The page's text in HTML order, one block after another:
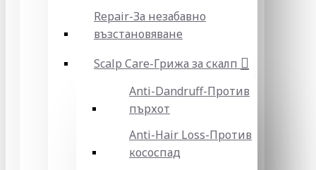
Repair-За незабавно
възстановяване
Scalp Care-Грижа за скалп
Anti-Dandruff-Против
пърхот
Anti-Hair Loss-Против
кососпад